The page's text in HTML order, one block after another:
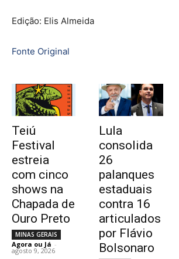
Edição: Elis Almeida
Fonte Original
Teiú
Festival
estreia
com cinco
shows na
Chapada de
Ouro Preto
MINAS GERAIS
Agora ou Já -
agosto 9, 2026
Lula
consolida
26
palanques
estaduais
contra 16
articulados
por Flávio
Bolsonaro